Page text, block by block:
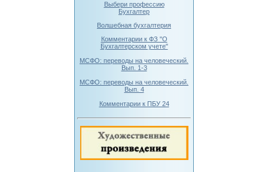
Выбери профессию
Бухгалтер
Волшебная бухгалтерия
Комментарии к ФЗ "О
Бухгалтерском учете"
МСФО: переводы на человеческий.
Вып. 1-3
МСФО: переводы на человеческий.
Вып. 4
Комментарии к ПБУ 24